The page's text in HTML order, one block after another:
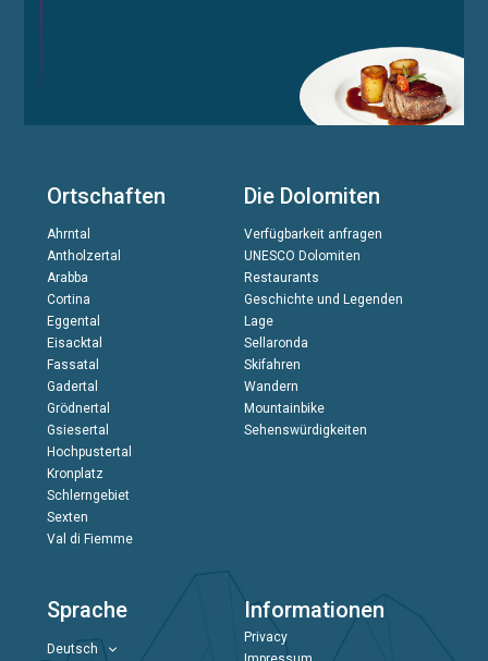
Ortschaften
Ahrntal
Antholzertal
Arabba
Cortina
Eggental
Eisacktal
Fassatal
Gadertal
Grödnertal
Gsiesertal
Hochpustertal
Kronplatz
Schlerngebiet
Sexten
Val di Fiemme
Die Dolomiten
Verfügbarkeit anfragen
UNESCO Dolomiten
Restaurants
Geschichte und Legenden
Lage
Sellaronda
Skifahren
Wandern
Mountainbike
Sehenswürdigkeiten
Sprache
Deutsch
Informationen
Privacy